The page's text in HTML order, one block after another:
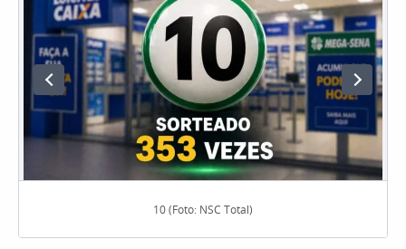
10 (Foto: NSC Total)